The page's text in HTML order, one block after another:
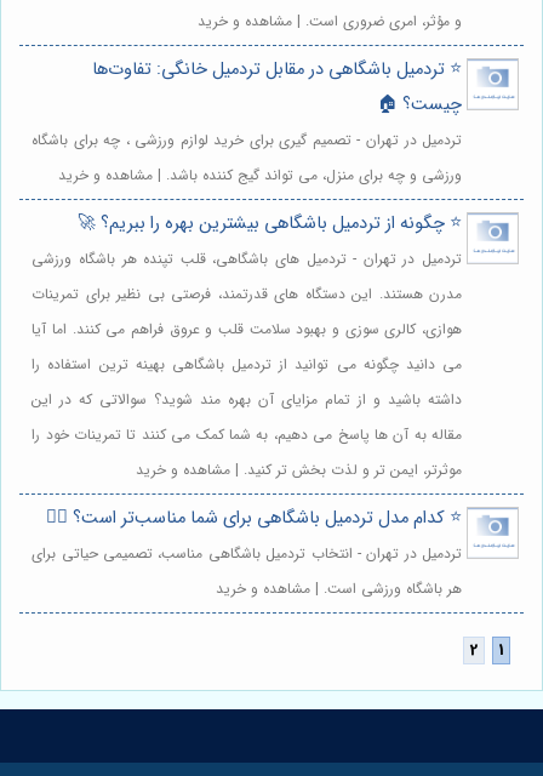
و مؤثر، امری ضروری است. | مشاهده و خرید
⭐️ تردمیل باشگاهی در مقابل تردمیل خانگی: تفاوت‌ها
چیست؟ 🏠
تردمیل در تهران - تصمیم گیری برای خرید لوازم ورزشی ، چه برای باشگاه
ورزشی و چه برای منزل، می تواند گیج کننده باشد. | مشاهده و خرید
⭐️ چگونه از تردمیل باشگاهی بیشترین بهره را ببریم؟ 🚀
تردمیل در تهران - تردمیل های باشگاهی، قلب تپنده هر باشگاه ورزشی
مدرن هستند. این دستگاه های قدرتمند، فرصتی بی نظیر برای تمرینات
هوازی، کالری سوزی و بهبود سلامت قلب و عروق فراهم می کنند. اما آیا
می دانید چگونه می توانید از تردمیل باشگاهی بهینه ترین استفاده را
داشته باشید و از تمام مزایای آن بهره مند شوید؟ سوالاتی که در این
مقاله به آن ها پاسخ می دهیم، به شما کمک می کنند تا تمرینات خود را
موثرتر، ایمن تر و لذت بخش تر کنید. | مشاهده و خرید
⭐️ کدام مدل تردمیل باشگاهی برای شما مناسب‌تر است؟ 🏃‍♀️
تردمیل در تهران - انتخاب تردمیل باشگاهی مناسب، تصمیمی حیاتی برای
هر باشگاه ورزشی است. | مشاهده و خرید